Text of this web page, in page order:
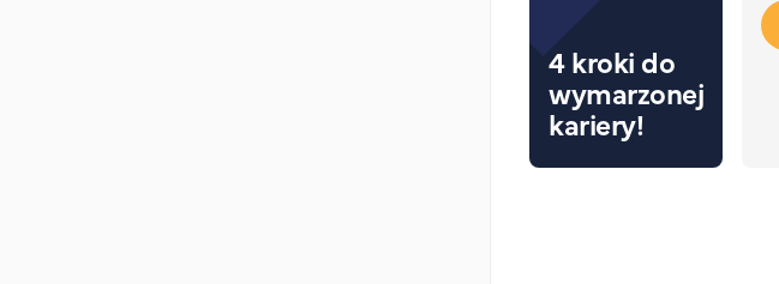
4 kroki do
wymarzonej
kariery!